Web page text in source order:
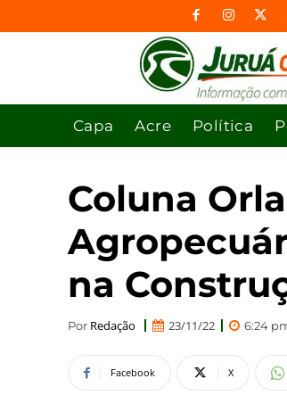
Capa Acre Política
Coluna
na
Por Redação 23/11/22 6:24
Facebook X